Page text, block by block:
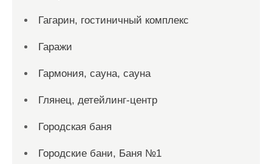
Гагарин, гостиничный комплекс
Гаражи
Гармония, сауна, сауна
Глянец, детейлинг-центр
Городская баня
Городские бани, Баня №1